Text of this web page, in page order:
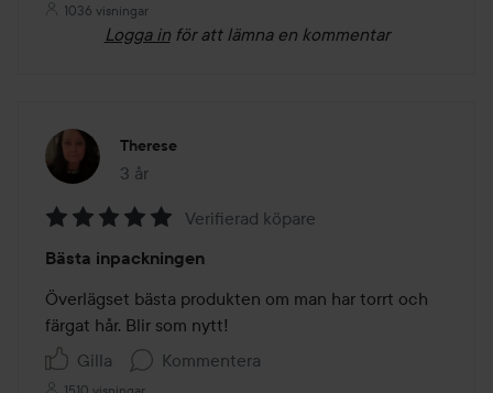
1036 visningar
Logga in för att lämna en kommentar
Therese
3 år
Inlägget skapades 3 år
5
av
5
Verifierad köpare
Bästa inpackningen
Överlägset bästa produkten om man har torrt och
färgat hår. Blir som nytt!
Gilla
Kommentera